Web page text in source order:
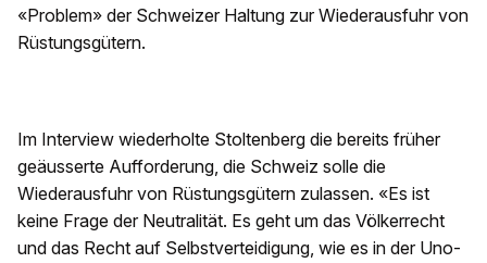
«Problem» der Schweizer Haltung zur Wiederausfuhr von
Rüstungsgütern.
Im Interview wiederholte Stoltenberg die bereits früher
geäusserte Aufforderung, die Schweiz solle die
Wiederausfuhr von Rüstungsgütern zulassen. «Es ist
keine Frage der Neutralität. Es geht um das Völkerrecht
und das Recht auf Selbstverteidigung, wie es in der Uno-